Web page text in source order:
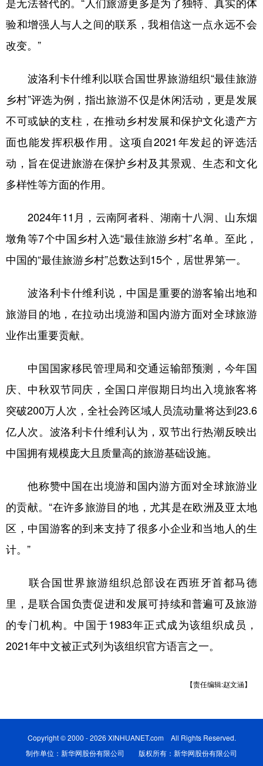
是无法替代的。“人们旅游更多是为了独特、真实的体
验和增强人与人之间的联系，我相信这一点永远不会
改变。”
波洛利卡什维利以联合国世界旅游组织“最佳旅游
乡村”评选为例，指出旅游不仅是休闲活动，更是发展
不可或缺的支柱，在推动乡村发展和保护文化遗产方
面也能发挥积极作用。这项自2021年发起的评选活
动，旨在促进旅游在保护乡村及其景观、生态和文化
多样性等方面的作用。
2024年11月，云南阿者科、湖南十八洞、山东烟
墩角等7个中国乡村入选“最佳旅游乡村”名单。至此，
中国的“最佳旅游乡村”总数达到15个，居世界第一。
波洛利卡什维利说，中国是重要的游客输出地和
旅游目的地，在拉动出境游和国内游方面对全球旅游
业作出重要贡献。
中国国家移民管理局和交通运输部预测，今年国
庆、中秋双节同庆，全国口岸假期日均出入境旅客将
突破200万人次，全社会跨区域人员流动量将达到23.6
亿人次。波洛利卡什维利认为，双节出行热潮反映出
中国拥有规模庞大且质量高的旅游基础设施。
他称赞中国在出境游和国内游方面对全球旅游业
的贡献。“在许多旅游目的地，尤其是在欧洲及亚太地
区，中国游客的到来支持了很多小企业和当地人的生
计。”
联合国世界旅游组织总部设在西班牙首都马德
里，是联合国负责促进和发展可持续和普遍可及旅游
的专门机构。中国于1983年正式成为该组织成员，
2021年中文被正式列为该组织官方语言之一。
【责任编辑:赵文涵】
Copyright © 2000 - 2026 XINHUANET.com All Rights Reserved.
制作单位：新华网股份有限公司 版权所有：新华网股份有限公司